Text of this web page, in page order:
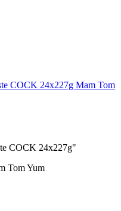
COCK 24x227g Mam Tom
COCK 24x227g"
Tom Yum